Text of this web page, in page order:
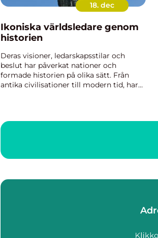
18. dec
Ikoniska världsledare genom
historien
Deras visioner, ledarskapsstilar och
beslut har påverkat nationer och
formade historien på olika sätt. Från
antika civilisationer till modern tid, har